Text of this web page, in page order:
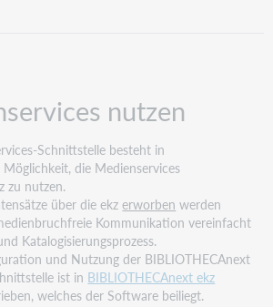
nutzen
Schnittstelle besteht in
die Medienservices
zu nutzen.
über die ekzerworben werden
Kommunikation vereinfacht
Katalogisierungsprozess.
und Nutzung der BIBLIOTHECAnext
ist in BIBLIOTHECAnext ekz
welches der Software beiliegt.